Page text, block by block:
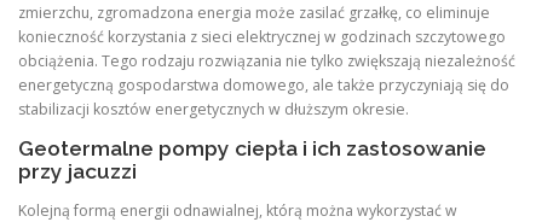
zmierzchu, zgromadzona energia może zasilać grzałkę, co eliminuje
konieczność korzystania z sieci elektrycznej w godzinach szczytowego
obciążenia. Tego rodzaju rozwiązania nie tylko zwiększają niezależność
energetyczną gospodarstwa domowego, ale także przyczyniają się do
stabilizacji kosztów energetycznych w dłuższym okresie.
Geotermalne pompy ciepła i ich zastosowanie
przy jacuzzi
Kolejną formą energii odnawialnej, którą można wykorzystać w